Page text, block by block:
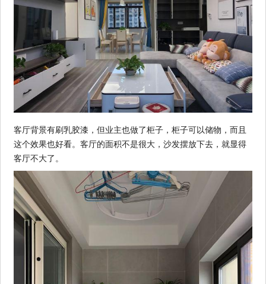
客厅背景有刷乳胶漆，但业主也做了柜子，柜子可以储物，而且
这个效果也好看。客厅的面积不是很大，沙发摆放下去，就显得
客厅不大了。